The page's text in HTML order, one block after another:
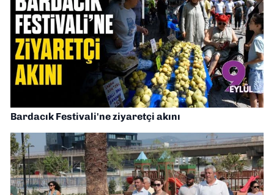
Bardacık Festivali'ne ziyaretçi akını